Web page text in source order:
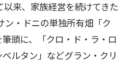
来、家族経営を続けてきた
ン・ドニの単独所有畑「ク
頭に、「クロ・ド・ラ・ロ
ルタン」などグラン・クリ